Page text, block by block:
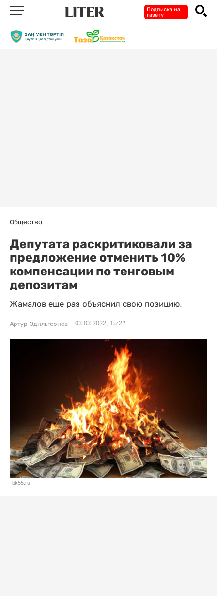
Подписка на
газету
Общество
Депутата раскритиковали за
предложение отменить 10%
компенсации по тенговым
депозитам
Жамалов еще раз объяснил свою позицию.
Артур Эдильгериев 03.03.2022, 15:22
bk55.ru